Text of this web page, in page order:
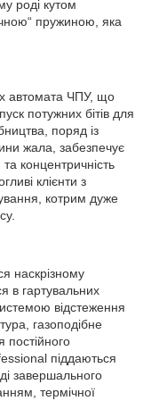
роді кутом
пружиною, яка
автомата ЧПУ, що
потужних бітів для
поряд із
жала, забезпечує
концентричність
клієнти з
котрим дуже
наскрізному
в гартувальних
відстеження
газоподібне
піддаються
завершального
термічної